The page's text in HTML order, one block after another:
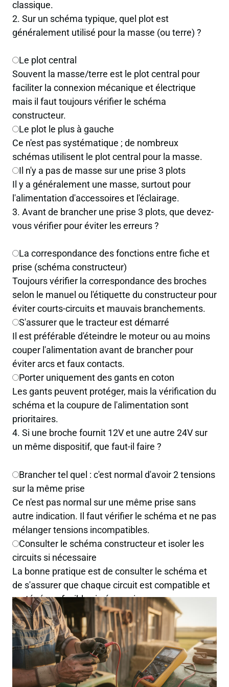
classique.
2. Sur un schéma typique, quel plot est
généralement utilisé pour la masse (ou terre) ?
Le plot central
Souvent la masse/terre est le plot central pour
faciliter la connexion mécanique et électrique
mais il faut toujours vérifier le schéma
constructeur.
Le plot le plus à gauche
Ce n'est pas systématique ; de nombreux
schémas utilisent le plot central pour la masse.
Il n'y a pas de masse sur une prise 3 plots
Il y a généralement une masse, surtout pour
l'alimentation d'accessoires et l'éclairage.
3. Avant de brancher une prise 3 plots, que devez-
vous vérifier pour éviter les erreurs ?
La correspondance des fonctions entre fiche et
prise (schéma constructeur)
Toujours vérifier la correspondance des broches
selon le manuel ou l'étiquette du constructeur pour
éviter courts-circuits et mauvais branchements.
S'assurer que le tracteur est démarré
Il est préférable d'éteindre le moteur ou au moins
couper l'alimentation avant de brancher pour
éviter arcs et faux contacts.
Porter uniquement des gants en coton
Les gants peuvent protéger, mais la vérification du
schéma et la coupure de l'alimentation sont
prioritaires.
4. Si une broche fournit 12V et une autre 24V sur
un même dispositif, que faut-il faire ?
Brancher tel quel : c'est normal d'avoir 2 tensions
sur la même prise
Ce n'est pas normal sur une même prise sans
autre indication. Il faut vérifier le schéma et ne pas
mélanger tensions incompatibles.
Consulter le schéma constructeur et isoler les
circuits si nécessaire
La bonne pratique est de consulter le schéma et
de s'assurer que chaque circuit est compatible et
protégé par fusible si nécessaire.
Relier les deux broches ensemble pour équilibrer
Relier deux tensions différentes est dangereux et
provoquera un court-circuit.
5. Quel est le rôle des fusibles dans un circuit
connecté à une prise 3 plots ?